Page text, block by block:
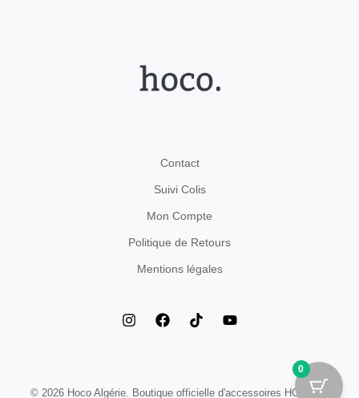
Contact
Suivi Colis
Mon Compte
Politique de Retours
Mentions légales
© 2026 Hoco Algérie. Boutique officielle d'accessoires HOCO en
0